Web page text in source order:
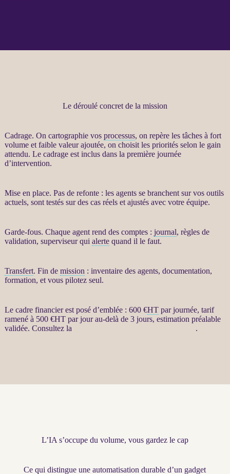
Le déroulé concret de la mission
Cadrage. On cartographie vos processus, on repère les tâches à fort
volume et faible valeur ajoutée, on choisit les priorités selon le gain
attendu. Le cadrageest inclus dans la première journée
d’intervention.
Mise en place. Pas de refonte : les agentsse branchent sur vos outils
actuels, sont testés sur des cas réels et ajustés avec votre équipe.
Garde-fous. Chaque agentrend des comptes : journal, règles de
validation, superviseur qui alertequand il le faut.
Transfert. Fin de mission : inventaire des agents, documentation,
formation, et vous pilotez seul.
Le cadre financier est posé d’emblée : 600 €HTpar journée, tarif
ramené à 500 €HTpar jour au-delà de 3 jours, estimation préalable
validée. Consultez la
.
L’IA s’occupe du volume, vous gardez le cap
Ce qui distingue une automatisation durable d’un gadget